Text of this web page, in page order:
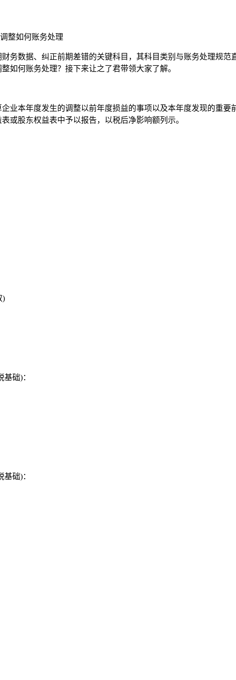
整如何账务处理
务数据、纠正前期差错的关键科目，其科目类别与账务处理规范
如何账务处理？接下来让之了君带领大家了解。
业本年度发生的调整以前年度损益的事项以及本年度发现的重
或股东权益表中予以报告，以税后净影响额列示。
)
础)：
础)：